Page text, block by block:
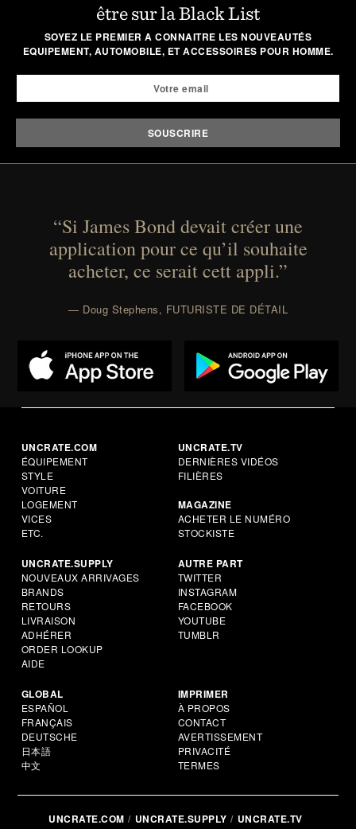
être sur la Black List
SOYEZ LE PREMIER A CONNAITRE LES NOUVEAUTÉS
EQUIPEMENT, AUTOMOBILE, ET ACCESSOIRES POUR HOMME.
“Si James Bond devait créer une
application pour ce qu’il souhaite
acheter, ce serait cett appli.”
— Doug Stephens, FUTURISTE DE DÉTAIL
UNCRATE.COM
ÉQUIPEMENT
STYLE
VOITURE
LOGEMENT
VICES
ETC.
UNCRATE.TV
DERNIÈRES VIDÉOS
FILIÈRES
MAGAZINE
ACHETER LE NUMÉRO
STOCKISTE
UNCRATE.SUPPLY
NOUVEAUX ARRIVAGES
BRANDS
RETOURS
LIVRAISON
ADHÉRER
ORDER LOOKUP
AIDE
AUTRE PART
TWITTER
INSTAGRAM
FACEBOOK
YOUTUBE
TUMBLR
GLOBAL
ESPAÑOL
FRANÇAIS
DEUTSCHE
日本語
中文
IMPRIMER
À PROPOS
CONTACT
AVERTISSEMENT
PRIVACITÉ
TERMES
UNCRATE.COM UNCRATE.SUPPLY UNCRATE.TV